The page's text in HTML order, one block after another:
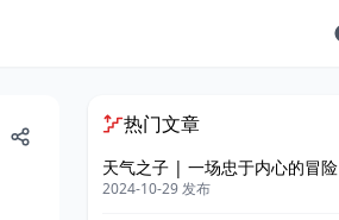
热门文章
天气之子 | 一场忠于内心的冒险
2024-10-29 发布